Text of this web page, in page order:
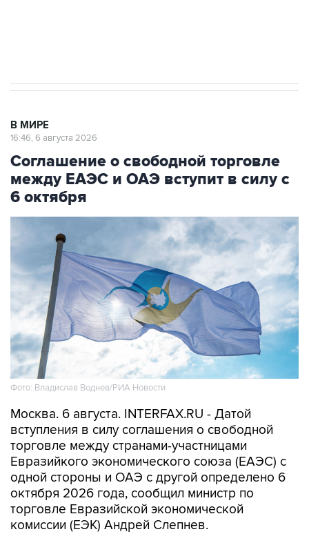
В МИРЕ
16:46, 6 августа 2026
Соглашение о свободной торговле
между ЕАЭС и ОАЭ вступит в силу с
6 октября
Фото: Владислав Воднев/РИА Новости
Москва. 6 августа. INTERFAX.RU - Датой
вступления в силу соглашения о свободной
торговле между странами-участницами
Евразийкого экономического союза (ЕАЭС) с
одной стороны и ОАЭ с другой определено 6
октября 2026 года, сообщил министр по
торговле Евразийской экономической
комиссии (ЕЭК) Андрей Слепнев.